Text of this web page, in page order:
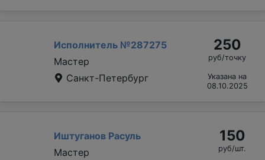
Исполнитель №287275
Мастер
Санкт-Петербург
250
руб/точку
Указана на
08.10.2025
Иштуганов Расуль
Мастер
150
руб/шт.